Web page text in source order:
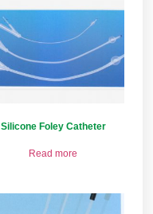
Silicone Foley Catheter
Read more